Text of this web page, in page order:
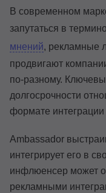
В современном
запутаться в
мнений, рекламные
продвигают
по-разному.
долгосрочности
формате интеграции
Ambassador
интегрирует его в
инфлюенсер может
рекламными